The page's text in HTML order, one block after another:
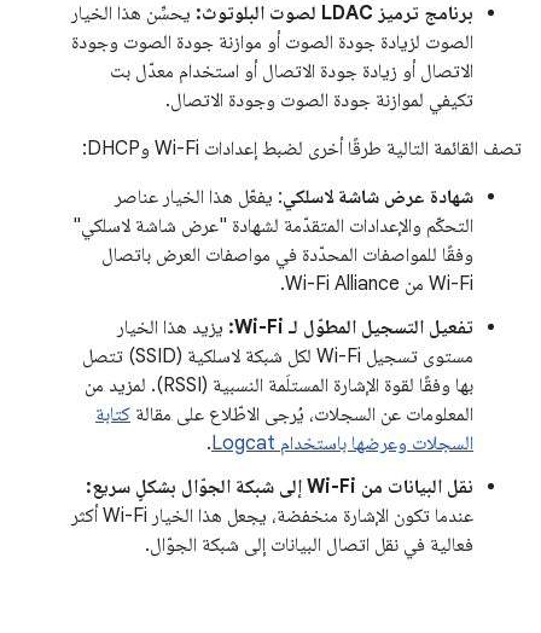
برنامج ترميز LDAC لصوت البلوتوث:
يحسِّن هذا الخيار
الصوت لزيادة جودة الصوت أو موازنة جودة الصوت وجودة
الاتصال أو زيادة جودة الاتصال أو استخدام معدّل بت
تكيفي لموازنة جودة الصوت وجودة الاتصال.
تصف القائمة التالية طرقًا أخرى لضبط إعدادات Wi-Fi وDHCP:
شهادة عرض شاشة لاسلكي: يفعّل هذا الخيار عناصر
التحكّم والإعدادات المتقدّمة لشهادة "عرض شاشة لاسلكي"
وفقًا للمواصفات المحدّدة في مواصفات العرض باتصال
Wi-Fi من Wi-Fi Alliance.
تفعيل التسجيل المطوّل لـ Wi-Fi:
يزيد هذا الخيار
مستوى تسجيل Wi-Fi لكل شبكة لاسلكية (SSID) تتصل
بها وفقًا لقوة الإشارة المستلَمة النسبية (RSSI). لمزيد من
المعلومات عن السجلات، يُرجى الاطّلاع على مقالة كتابة
السجلات وعرضها باستخدام Logcat
.
نقل البيانات من Wi-Fi إلى شبكة الجوّال بشكلٍ سريع:
عندما تكون الإشارة منخفضة، يجعل هذا الخيار Wi-Fi أكثر
فعالية في نقل اتصال البيانات إلى شبكة الجوّال.